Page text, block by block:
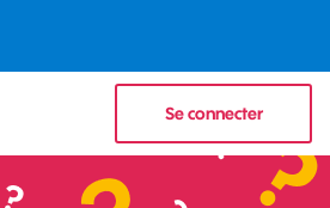
Se connecter